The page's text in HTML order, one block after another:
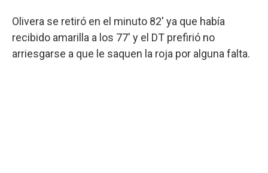
Olivera se retiró en el minuto 82' ya que había
recibido amarilla a los 77' y el DT prefirió no
arriesgarse a que le saquen la roja por alguna falta.